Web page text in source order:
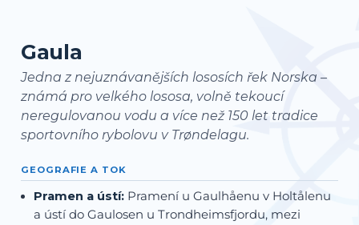
Gaula
Jedna z nejuznávanějších lososích řek Norska –
známá pro velkého lososa, volně tekoucí
neregulovanou vodu a více než 150 let tradice
sportovního rybolovu v Trøndelagu.
GEOGRAFIE A TOK
Pramen a ústí: Pramení u Gaulhåenu v Holtålenu
a ústí do Gaulosen u Trondheimsfjordu, mezi